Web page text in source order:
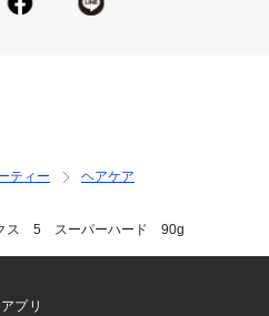
イリンワックス、コハク酸ジオ
リラロウ、ヒドロキシステアリ
、ステアリン酸グリセリル(S
パラベン、香料
ティー
ヘアケア
ス 5 スーパーハード 90g
プリ